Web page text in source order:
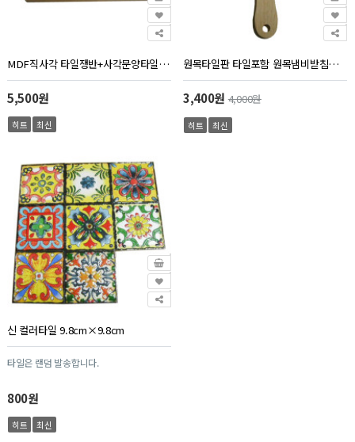
MDF직사각 타일쟁반+사각문양타일 (약28.7×13cm)
5,500원
히트 최신
원목타일판 타일포함 원목냄비받침대 타일판 타일포함
3,400원4,000원
히트 최신
신 컬러타일 9.8cm×9.8cm
타일은 랜덤 발송합니다.
800원
히트 최신